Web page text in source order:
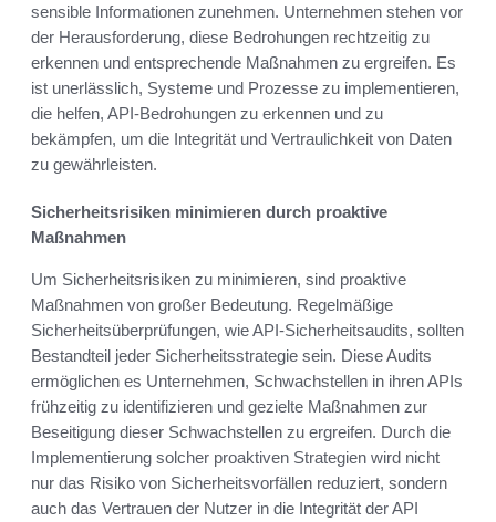
sensible Informationen zunehmen. Unternehmen stehen vor
der Herausforderung, diese Bedrohungen rechtzeitig zu
erkennen und entsprechende Maßnahmen zu ergreifen. Es
ist unerlässlich, Systeme und Prozesse zu implementieren,
die helfen, API-Bedrohungen zu erkennen und zu
bekämpfen, um die Integrität und Vertraulichkeit von Daten
zu gewährleisten.
Sicherheitsrisiken minimieren durch proaktive
Maßnahmen
Um Sicherheitsrisiken zu minimieren, sind proaktive
Maßnahmen von großer Bedeutung. Regelmäßige
Sicherheitsüberprüfungen, wie API-Sicherheitsaudits, sollten
Bestandteil jeder Sicherheitsstrategie sein. Diese Audits
ermöglichen es Unternehmen, Schwachstellen in ihren APIs
frühzeitig zu identifizieren und gezielte Maßnahmen zur
Beseitigung dieser Schwachstellen zu ergreifen. Durch die
Implementierung solcher proaktiven Strategien wird nicht
nur das Risiko von Sicherheitsvorfällen reduziert, sondern
auch das Vertrauen der Nutzer in die Integrität der API